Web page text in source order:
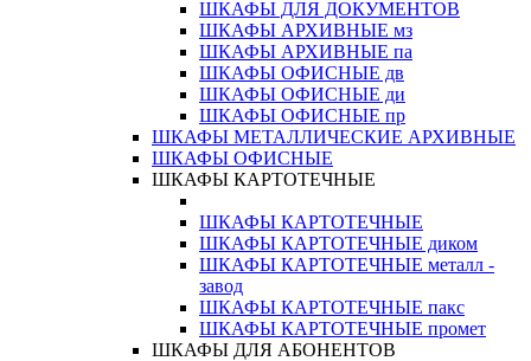
ШКАФЫ ДЛЯ ДОКУМЕНТОВ
ШКАФЫ АРХИВНЫЕ мз
ШКАФЫ АРХИВНЫЕ па
ШКАФЫ ОФИСНЫЕ дв
ШКАФЫ ОФИСНЫЕ ди
ШКАФЫ ОФИСНЫЕ пр
ШКАФЫ МЕТАЛЛИЧЕСКИЕ АРХИВНЫЕ
ШКАФЫ ОФИСНЫЕ
ШКАФЫ КАРТОТЕЧНЫЕ
ШКАФЫ КАРТОТЕЧНЫЕ
ШКАФЫ КАРТОТЕЧНЫЕ диком
ШКАФЫ КАРТОТЕЧНЫЕ металл -
завод
ШКАФЫ КАРТОТЕЧНЫЕ пакс
ШКАФЫ КАРТОТЕЧНЫЕ промет
ШКАФЫ ДЛЯ АБОНЕНТОВ